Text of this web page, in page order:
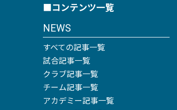
■コンテンツ一覧
NEWS
すべての記事一覧
試合記事一覧
クラブ記事一覧
チーム記事一覧
アカデミー記事一覧